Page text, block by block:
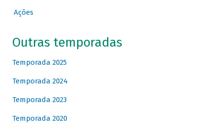
Ações
Outras temporadas
Temporada 2025
Temporada 2024
Temporada 2023
Temporada 2020